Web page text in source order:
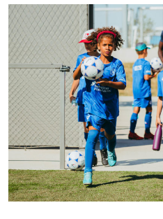
BUSINESS
RESTAURATION
CLUB
CONTACT
ACTUALITÉS